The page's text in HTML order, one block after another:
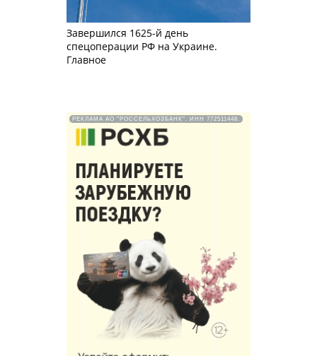
Завершился 1625-й день
спецоперации РФ на Украине.
Главное
РЕКЛАМА АО "РОССЕЛЬХОЗБАНК". ИНН 772511448.